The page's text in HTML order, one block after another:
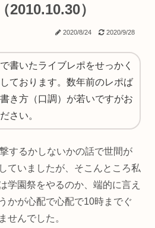
2010.10.30）
2020/8/24 2020/9/28
書いたライブレポをせっかく
ております。数年前のレポば
き方（口調）が若いですがお
さい。
するかしないかの話で世間が
ていましたが、そこんところ私
学園祭をやるのか、端的に言え
かが心配で心配で10時までぐ
せんでした。